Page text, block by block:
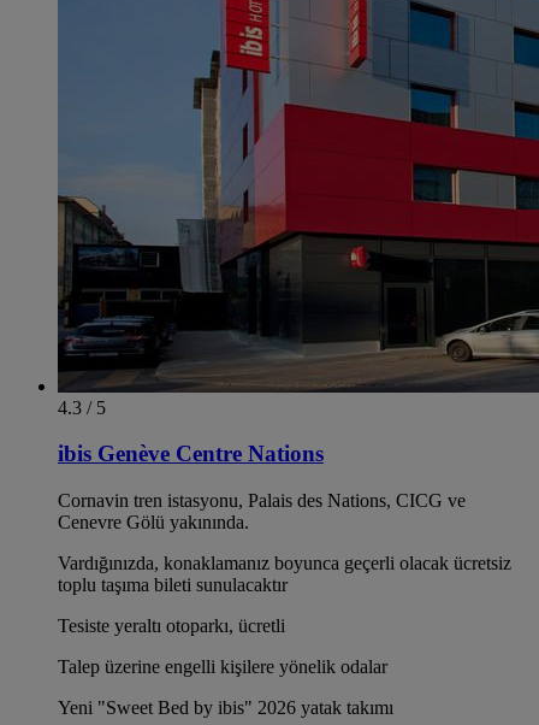
4.3 / 5
ibis Genève Centre Nations
Cornavin tren istasyonu, Palais des Nations, CICG ve
Cenevre Gölü yakınında.
Vardığınızda, konaklamanız boyunca geçerli olacak ücretsiz
toplu taşıma bileti sunulacaktır
Tesiste yeraltı otoparkı, ücretli
Talep üzerine engelli kişilere yönelik odalar
Yeni "Sweet Bed by ibis" 2026 yatak takımı